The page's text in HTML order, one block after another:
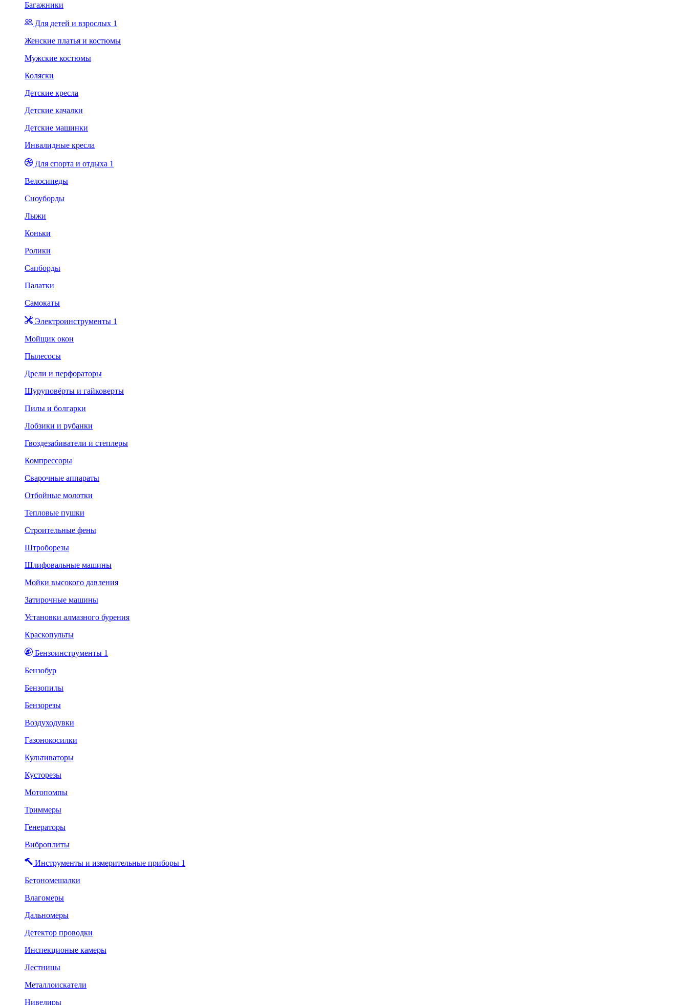
Багажники
Для детей и взрослых 1
Женские платья и костюмы
Мужские костюмы
Коляски
Детские кресла
Детские качалки
Детские машинки
Инвалидные кресла
Для спорта и отдыха 1
Велосипеды
Сноуборды
Лыжи
Коньки
Ролики
Сапборды
Палатки
Самокаты
Электроинструменты 1
Мойщик окон
Пылесосы
Дрели и перфораторы
Шуруповёрты и гайковерты
Пилы и болгарки
Лобзики и рубанки
Гвоздезабиватели и степлеры
Компрессоры
Сварочные аппараты
Отбойные молотки
Тепловые пушки
Строительные фены
Штроборезы
Шлифовальные машины
Мойки высокого давления
Затирочные машины
Установки алмазного бурения
Краскопульты
Бензоинструменты 1
Бензобур
Бензопилы
Бензорезы
Воздуходувки
Газонокосилки
Культиваторы
Кусторезы
Мотопомпы
Триммеры
Генераторы
Виброплиты
Инструменты и измерительные приборы 1
Бетономешалки
Влагомеры
Дальномеры
Детектор проводки
Инспекционые камеры
Лестницы
Металлоискатели
Нивелиры